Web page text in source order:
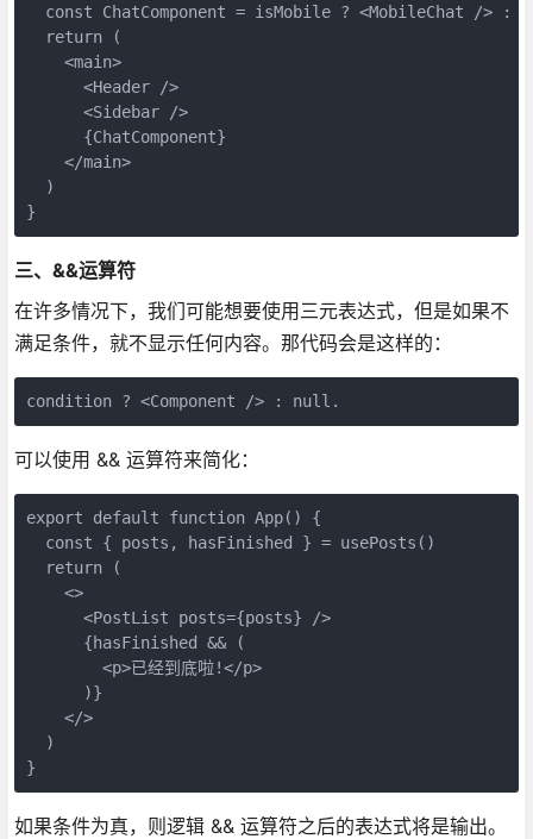
const ChatComponent = isMobile ? <MobileChat /> :
  return (
    <main>
      <Header />
      <Sidebar />
      {ChatComponent}
    </main>
  )
}
三、&&运算符
在许多情况下，我们可能想要使用三元表达式，但是如果不
满足条件，就不显示任何内容。那代码会是这样的：
condition ? <Component /> : null.
可以使用 && 运算符来简化：
export default function App() {
  const { posts, hasFinished } = usePosts()
  return (
    <>
      <PostList posts={posts} />
      {hasFinished && (
        <p>已经到底啦!</p>
      )}
    </>
  )
}
如果条件为真，则逻辑 && 运算符之后的表达式将是输出。